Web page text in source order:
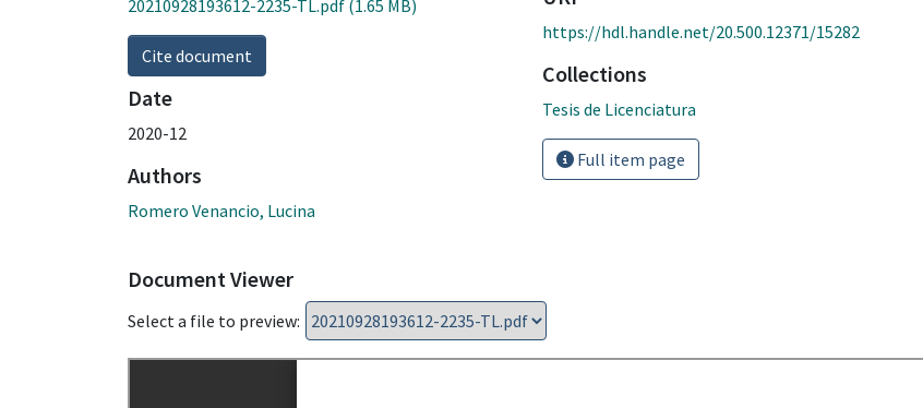
20210928193612-2235-TL.pdf (1.65 MB)
Cite document
Date
2020-12
Authors
Romero Venancio, Lucina
https://hdl.handle.net/20.500.12371/15282
Collections
Tesis de Licenciatura
Full item page
Document Viewer
Select a file to preview: